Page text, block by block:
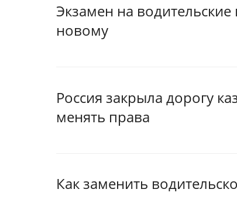
Экзамен на водительские
новому
Россия закрыла дорогу
менять права
Как заменить